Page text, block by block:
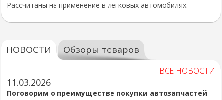
Рассчитаны на применение в легковых автомобилях.
НОВОСТИ Обзоры товаров
ВСЕ НОВОСТИ
11.03.2026
Поговорим о преимуществе покупки автозапчастей